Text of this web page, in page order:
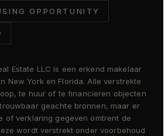
OPPORTUNITY
Estate LLC is een erkend makelaar
New York en Florida. Alle verstrekte
te huur of te financieren objecten
geachte bronnen, maar er
of verklaring gegeven omtrent de
wordt verstrekt onder voorbehoud